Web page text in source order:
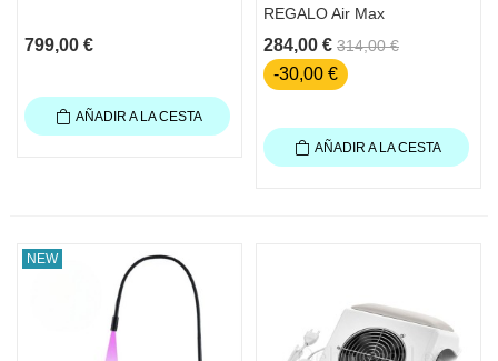
799,00 €
AÑADIR A LA CESTA
REGALO Air Max
284,00 € 314,00 €
-30,00 €
AÑADIR A LA CESTA
NEW